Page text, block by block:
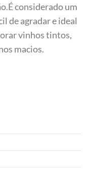
considerado um
de agradar e ideal
vinhos tintos,
macios.